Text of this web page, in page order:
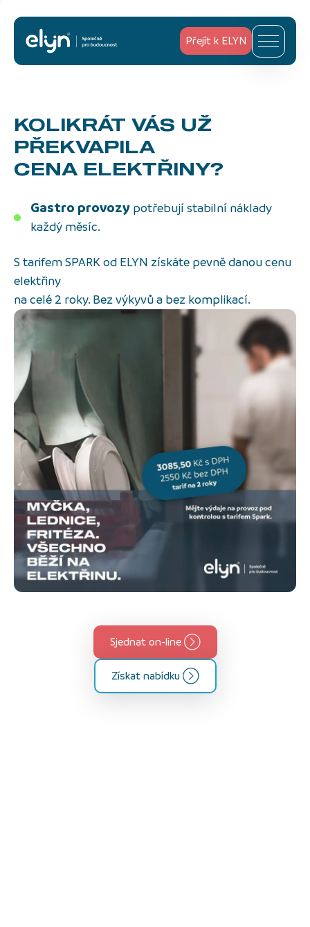
Přejít k ELYN
KOLIKRÁT VÁS UŽ
PŘEKVAPILA
CENA ELEKTŘINY?
Gastro provozy potřebují stabilní náklady
každý měsíc.
S tarifem SPARK od ELYN získáte pevně danou cenu
elektřiny
na celé 2 roky. Bez výkyvů a bez komplikací.
Sjednat on-line
Získat nabídku